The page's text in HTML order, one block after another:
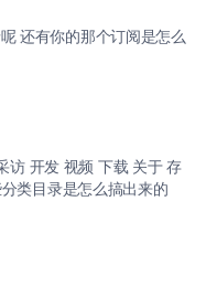
还有你的那个订阅是怎么
面的那些分类目录是怎么搞出来的